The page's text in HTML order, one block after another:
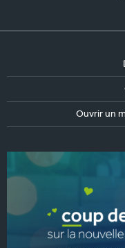
Ouvrir un